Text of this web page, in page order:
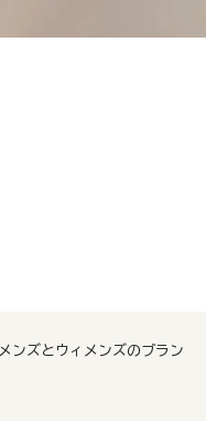
ンズとウィメンズのブラン